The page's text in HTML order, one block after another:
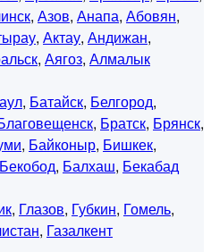
, Азов, Анапа, Абовян,
, Актау, Андижан,
, Аягоз, Алмалык
, Батайск, Белгород,
, Братск, Брянск,
, Байконыр, Бишкек,
Бекобод, Балхаш, Бекабад
, Глазов, Губкин, Гомель,
, Газалкент